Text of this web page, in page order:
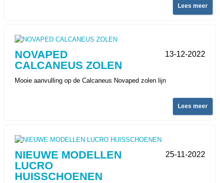
Lees meer
NOVAPED
CALCANEUS ZOLEN
13-12-2022
Mooie aanvulling op de Calcaneus Novaped zolen lijn
Lees meer
NIEUWE MODELLEN
LUCRO
HUISSCHOENEN
25-11-2022